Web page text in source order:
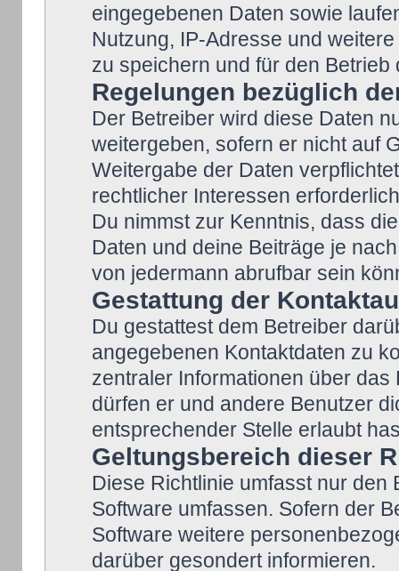
eingegebenen Daten sowie
Nutzung, IP-Adresse und
zu speichern und für den
Regelungen bezüglich
Der Betreiber wird diese Daten
weitergeben, sofern er nicht auf
Weitergabe der Daten
rechtlicher Interessen
Du nimmst zur Kenntnis, dass
Daten und deine Beiträge je
von jedermann abrufbar sein
Gestattung der
Du gestattest dem Betreiber
angegebenen Kontaktdaten zu
zentraler Informationen über
dürfen er und andere Benutzer
entsprechender Stelle erlaubt
Geltungsbereich dieser
Diese Richtlinie umfasst nur den
Software umfassen. Sofern der
Software weitere
darüber gesondert informieren.